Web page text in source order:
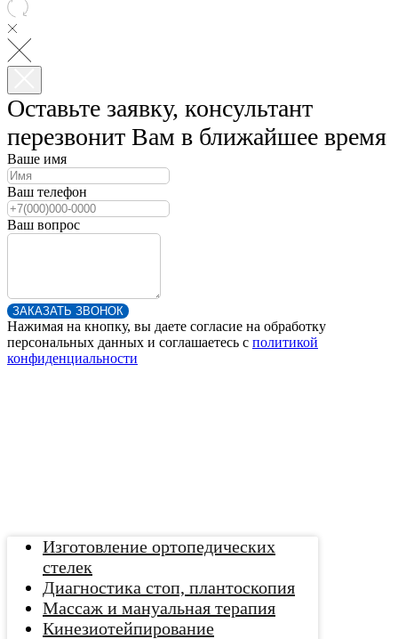
Оставьте заявку, консультант
перезвонит Вам в ближайшее время
Ваше имя
Ваш телефон
Ваш вопрос
ЗАКАЗАТЬ ЗВОНОК
Нажимая на кнопку, вы даете согласие на обработку
персональных данных и соглашаетесь c политикой
конфиденциальности
Изготовление ортопедических
стелек
Диагностика стоп, плантоскопия
Массаж и мануальная терапия
Кинезиотейпирование